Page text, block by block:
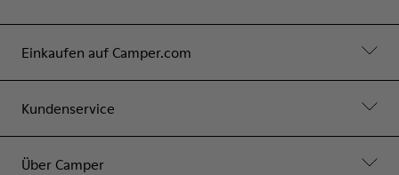
Einkaufen auf Camper.com
Kundenservice
Über Camper